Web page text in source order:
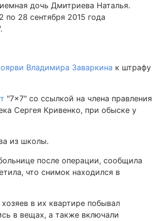
дочь Дмитриева Наталья.
по 28 сентября 2015 года
Владимира Заваркина к штрафу
"7×7" со ссылкой на члена правления
Сергея Кривенко, при обыске у
из школы.
после операции, сообщила
что снимок находился в
в их квартире побывал
в вещах, а также включали